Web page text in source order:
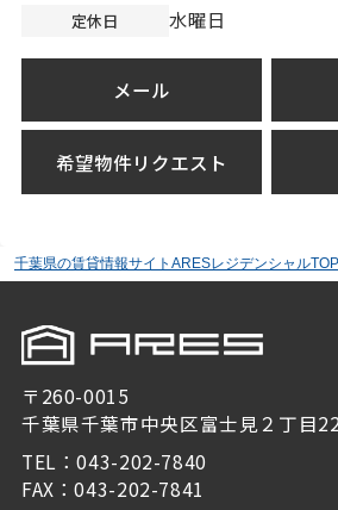
定休日 水曜日
メール
希望物件リクエスト
千葉県の賃貸情報サイトARESレジデンシャルTOP
〒260-0015
千葉県千葉市中央区富士見２丁目
TEL：043-202-7840
FAX：043-202-7841